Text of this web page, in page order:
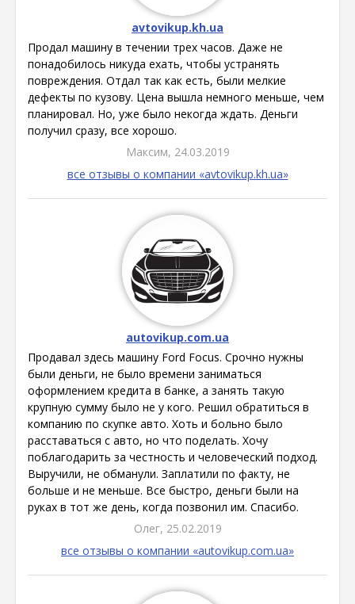
avtovikup.kh.ua
Продал машину в течении трех часов. Даже не
понадобилось никуда ехать, чтобы устранять
повреждения. Отдал так как есть, были мелкие
дефекты по кузову. Цена вышла немного меньше, чем
планировал. Но, уже было некогда ждать. Деньги
получил сразу, все хорошо.
Максим, 24.03.2019
все отзывы о компании «avtovikup.kh.ua»
autovikup.com.ua
Продавал здесь машину Ford Focus. Срочно нужны
были деньги, не было времени заниматься
оформлением кредита в банке, а занять такую
крупную сумму было не у кого. Решил обратиться в
компанию по скупке авто. Хоть и больно было
расставаться с авто, но что поделать. Хочу
поблагодарить за честность и человеческий подход.
Выручили, не обманули. Заплатили по факту, не
больше и не меньше. Все быстро, деньги были на
руках в тот же день, когда позвонил им. Спасибо.
Олег, 25.02.2019
все отзывы о компании «autovikup.com.ua»